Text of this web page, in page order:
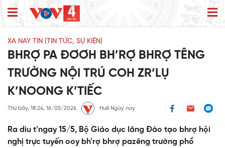
XA NAY TIN (TIN TỨC, SỰ KIỆN)
BHRỢ PA ĐƠƠH BH’RỢ BHRỢ TÊNG
TRƯỜNG NỘI TRÚ COH ZR’LỤ
K’NOONG K’TIẾC
Thứ bảy, 18:24, 16/05/2026 Huế Ngày nay
Ra diu t’ngay 15/5, Bộ Giáo dục lâng Đào tạo bhrợ hội
nghị trực tuyến ooy bh’rợ bhrợ pazêng trường phổ